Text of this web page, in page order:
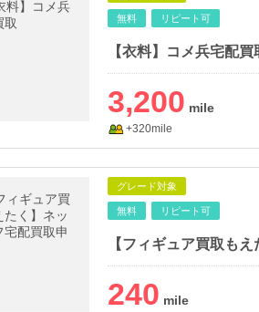
無料 リピート可
【衣料】コメ兵宅配買
3,200
+320mile
グレード対象
無料 リピート可
【フィギュア買取も
240